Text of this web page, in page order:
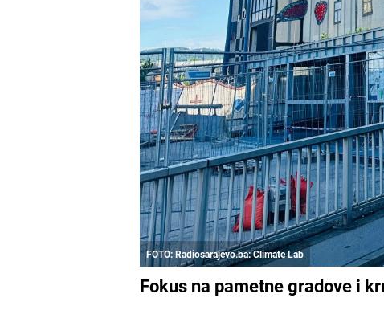
FOTO: Radiosarajevo.ba: Climate Lab
Fokus na pametne gradove i